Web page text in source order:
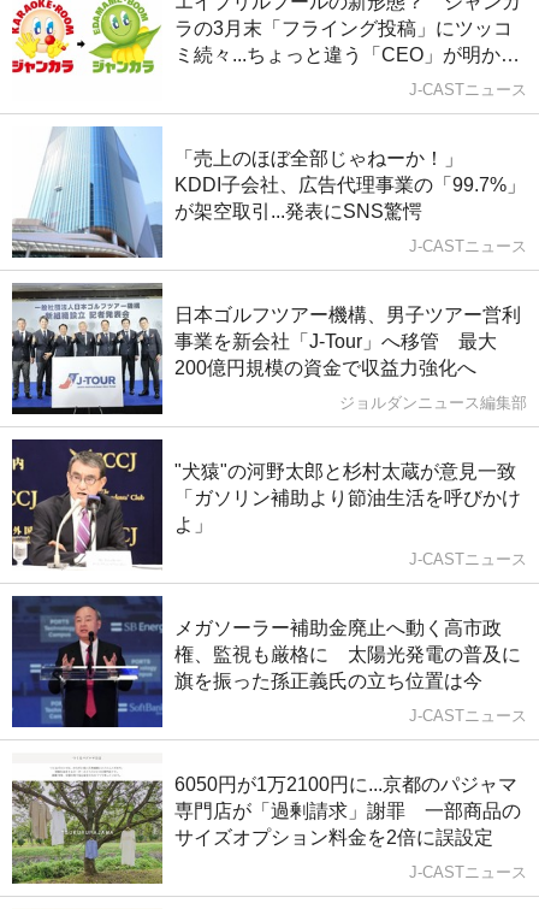
ラの3月末「フライング投稿」にツッコ
ミ続々...ちょっと違う「CEO」が明かし
J-CASTニュース
「売上のほぼ全部じゃねーか！」
KDDI子会社、広告代理事業の「99.7%」
が架空取引...発表にSNS驚愕
J-CASTニュース
日本ゴルフツアー機構、男子ツアー営利
事業を新会社「J-Tour」へ移管 最大
200億円規模の資金で収益力強化へ
ジョルダンニュース編集部
"犬猿"の河野太郎と杉村太蔵が意見一致
「ガソリン補助より節油生活を呼びかけ
よ」
J-CASTニュース
メガソーラー補助金廃止へ動く高市政
権、監視も厳格に 太陽光発電の普及に
旗を振った孫正義氏の立ち位置は今
J-CASTニュース
6050円が1万2100円に...京都のパジャマ
専門店が「過剰請求」謝罪 一部商品の
サイズオプション料金を2倍に誤設定
J-CASTニュース